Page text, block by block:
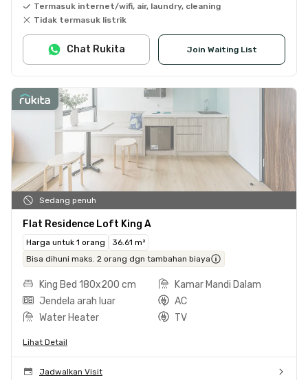
Termasuk internet/wifi, air, laundry, cleaning
Tidak termasuk listrik
Join Waiting List
Chat Rukita
Sedang penuh
Flat Residence Loft King A
Harga untuk 1 orang
36.61 m²
Bisa dihuni maks. 2 orang dgn tambahan biaya
King Bed 180x200 cm
Kamar Mandi Dalam
Jendela arah luar
AC
Water Heater
TV
Lihat Detail
Jadwalkan Visit